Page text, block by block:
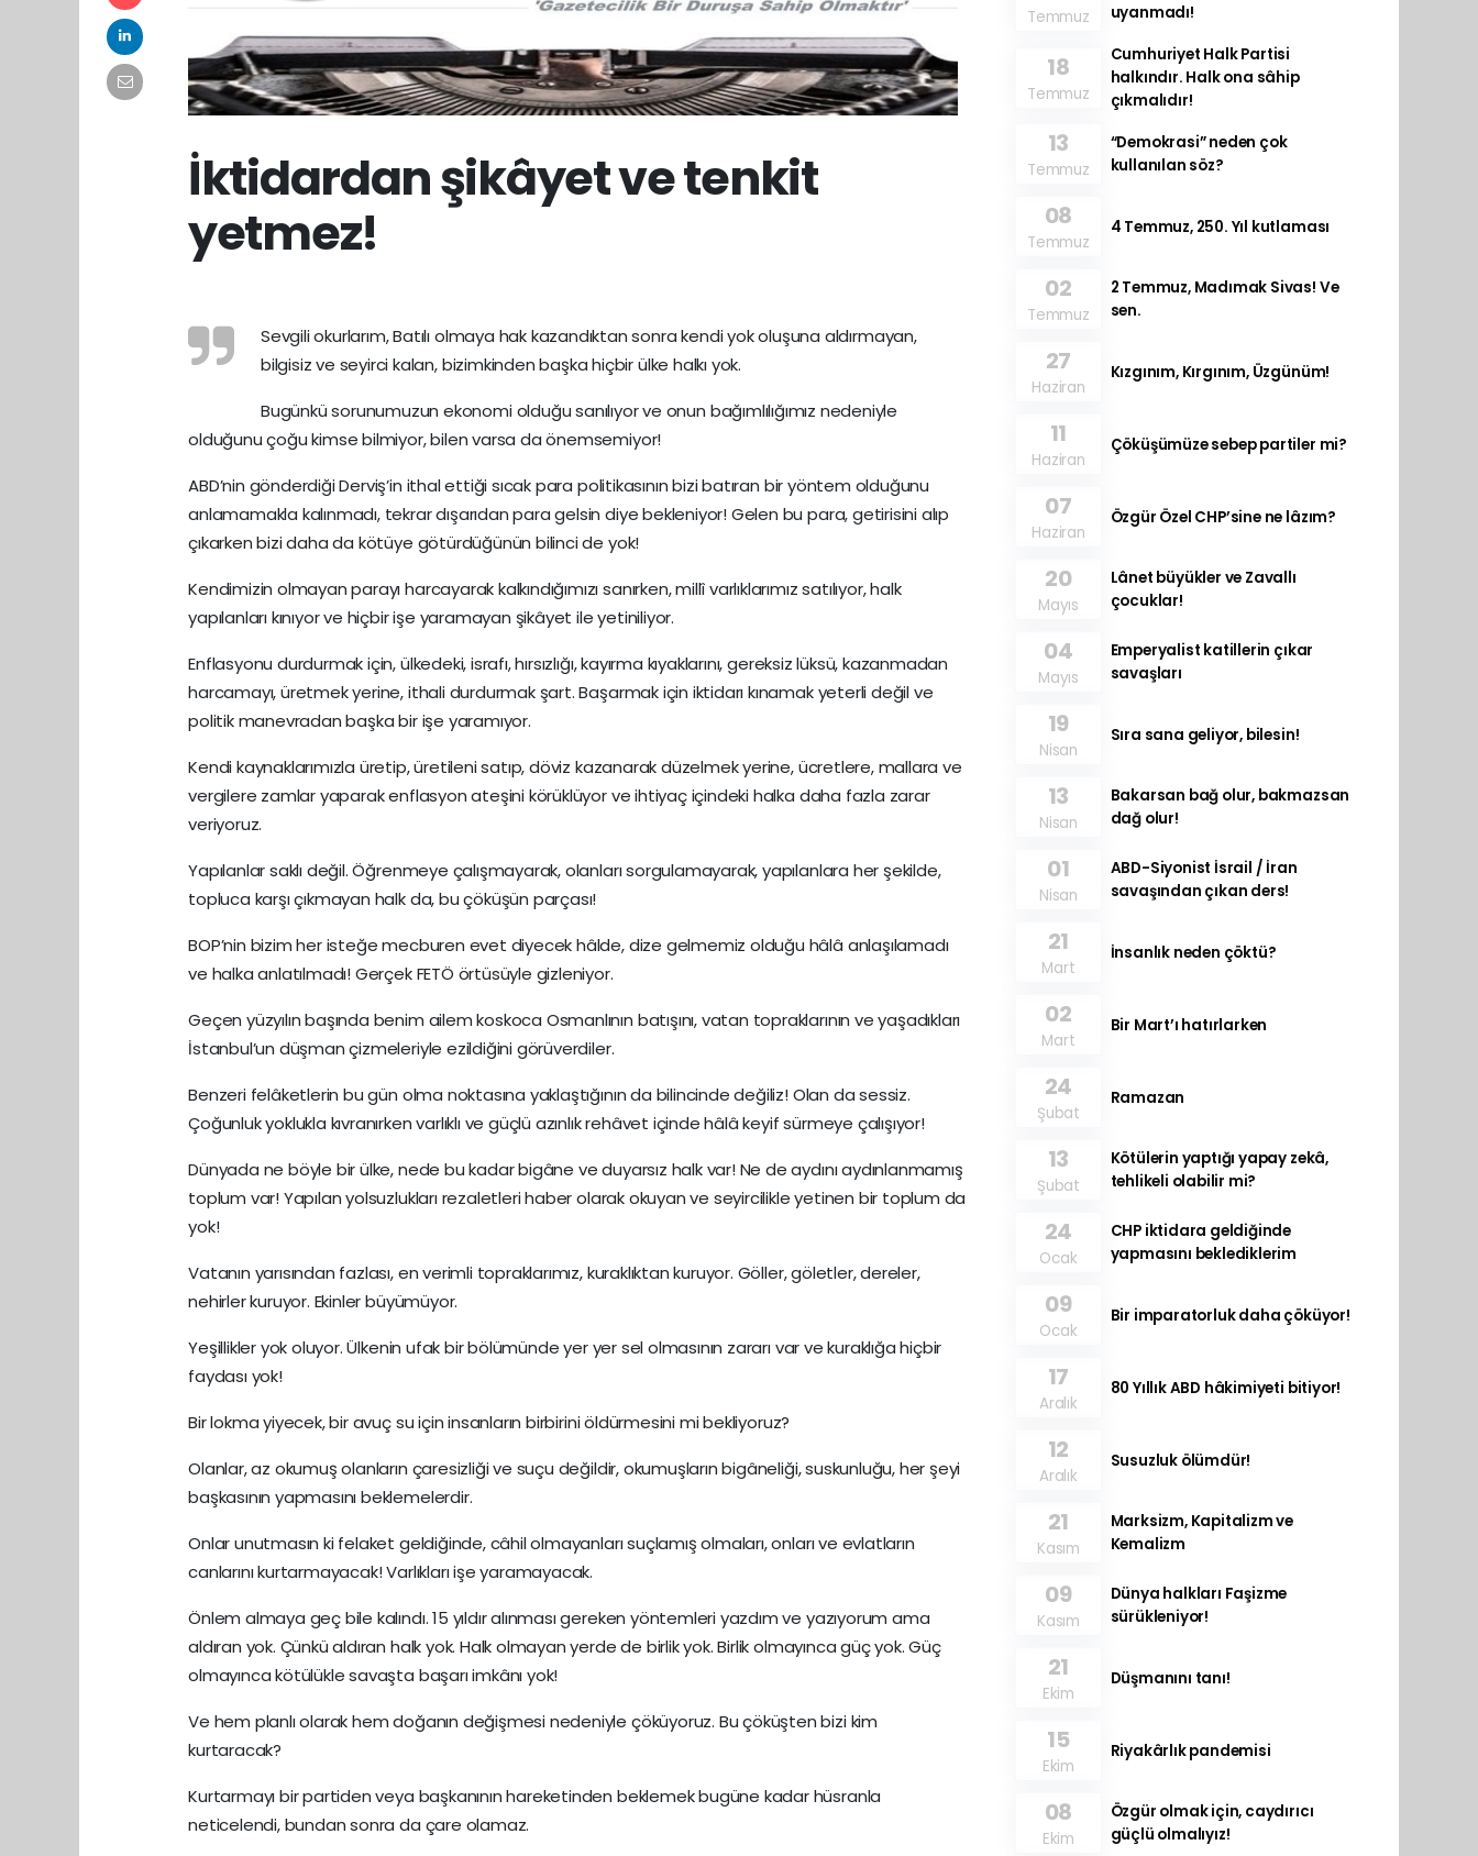
İktidardan şikâyet ve tenkit
yetmez!
Sevgili okurlarım, Batılı olmaya hak kazandıktan sonra kendi yok oluşuna aldırmayan,
bilgisiz ve seyirci kalan, bizimkinden başka hiçbir ülke halkı yok.
Bugünkü sorunumuzun ekonomi olduğu sanılıyor ve onun bağımlılığımız nedeniyle
olduğunu çoğu kimse bilmiyor, bilen varsa da önemsemiyor!
ABD’nin gönderdiği Derviş’in ithal ettiği sıcak para politikasının bizi batıran bir yöntem olduğunu
anlamamakla kalınmadı, tekrar dışarıdan para gelsin diye bekleniyor! Gelen bu para, getirisini alıp
çıkarken bizi daha da kötüye götürdüğünün bilinci de yok!
Kendimizin olmayan parayı harcayarak kalkındığımızı sanırken, millî varlıklarımız satılıyor, halk
yapılanları kınıyor ve hiçbir işe yaramayan şikâyet ile yetiniliyor.
Enflasyonu durdurmak için, ülkedeki, israfı, hırsızlığı, kayırma kıyaklarını, gereksiz lüksü, kazanmadan
harcamayı, üretmek yerine, ithali durdurmak şart. Başarmak için iktidarı kınamak yeterli değil ve
politik manevradan başka bir işe yaramıyor.
Kendi kaynaklarımızla üretip, üretileni satıp, döviz kazanarak düzelmek yerine, ücretlere, mallara ve
vergilere zamlar yaparak enflasyon ateşini körüklüyor ve ihtiyaç içindeki halka daha fazla zarar
veriyoruz.
Yapılanlar saklı değil. Öğrenmeye çalışmayarak, olanları sorgulamayarak, yapılanlara her şekilde,
topluca karşı çıkmayan halk da, bu çöküşün parçası!
BOP’nin bizim her isteğe mecburen evet diyecek hâlde, dize gelmemiz olduğu hâlâ anlaşılamadı
ve halka anlatılmadı! Gerçek FETÖ örtüsüyle gizleniyor.
Geçen yüzyılın başında benim ailem koskoca Osmanlının batışını, vatan topraklarının ve yaşadıkları
İstanbul’un düşman çizmeleriyle ezildiğini görüverdiler.
Benzeri felâketlerin bu gün olma noktasına yaklaştığının da bilincinde değiliz! Olan da sessiz.
Çoğunluk yoklukla kıvranırken varlıklı ve güçlü azınlık rehâvet içinde hâlâ keyif sürmeye çalışıyor!
Dünyada ne böyle bir ülke, nede bu kadar bigâne ve duyarsız halk var! Ne de aydını aydınlanmamış
toplum var! Yapılan yolsuzlukları rezaletleri haber olarak okuyan ve seyircilikle yetinen bir toplum da
yok!
Vatanın yarısından fazlası, en verimli topraklarımız, kuraklıktan kuruyor. Göller, göletler, dereler,
nehirler kuruyor. Ekinler büyümüyor.
Yeşillikler yok oluyor. Ülkenin ufak bir bölümünde yer yer sel olmasının zararı var ve kuraklığa hiçbir
faydası yok!
Bir lokma yiyecek, bir avuç su için insanların birbirini öldürmesini mi bekliyoruz?
Olanlar, az okumuş olanların çaresizliği ve suçu değildir, okumuşların bigâneliği, suskunluğu, her şeyi
başkasının yapmasını beklemelerdir.
Onlar unutmasın ki felaket geldiğinde, câhil olmayanları suçlamış olmaları, onları ve evlatların
canlarını kurtarmayacak! Varlıkları işe yaramayacak.
Önlem almaya geç bile kalındı. 15 yıldır alınması gereken yöntemleri yazdım ve yazıyorum ama
aldıran yok. Çünkü aldıran halk yok. Halk olmayan yerde de birlik yok. Birlik olmayınca güç yok. Güç
olmayınca kötülükle savaşta başarı imkânı yok!
Ve hem planlı olarak hem doğanın değişmesi nedeniyle çöküyoruz. Bu çöküşten bizi kim
kurtaracak?
Kurtarmayı bir partiden veya başkanının hareketinden beklemek bugüne kadar hüsranla
neticelendi, bundan sonra da çare olamaz.
Temmuz uyanmadı!
18
Temmuz
Cumhuriyet Halk Partisi
halkındır. Halk ona sâhip
çıkmalıdır!
13
Temmuz
“Demokrasi” neden çok
kullanılan söz?
08
Temmuz
4 Temmuz, 250. Yıl kutlaması
02
Temmuz
2 Temmuz, Madımak Sivas! Ve
sen.
27
Haziran
Kızgınım, Kırgınım, Üzgünüm!
11
Haziran
Çöküşümüze sebep partiler mi?
07
Haziran
Özgür Özel CHP’sine ne lâzım?
20
Mayıs
Lânet büyükler ve Zavallı
çocuklar!
04
Mayıs
Emperyalist katillerin çıkar
savaşları
19
Nisan
Sıra sana geliyor, bilesin!
13
Nisan
Bakarsan bağ olur, bakmazsan
dağ olur!
01
Nisan
ABD-Siyonist İsrail / İran
savaşından çıkan ders!
21
Mart
İnsanlık neden çöktü?
02
Mart
Bir Mart’ı hatırlarken
24
Şubat
Ramazan
13
Şubat
Kötülerin yaptığı yapay zekâ,
tehlikeli olabilir mi?
24
Ocak
CHP iktidara geldiğinde
yapmasını beklediklerim
09
Ocak
Bir imparatorluk daha çöküyor!
17
Aralık
80 Yıllık ABD hâkimiyeti bitiyor!
12
Aralık
Susuzluk ölümdür!
21
Kasım
Marksizm, Kapitalizm ve
Kemalizm
09
Kasım
Dünya halkları Faşizme
sürükleniyor!
21
Ekim
Düşmanını tanı!
15
Ekim
Riyakârlık pandemisi
08
Ekim
Özgür olmak için, caydırıcı
güçlü olmalıyız!